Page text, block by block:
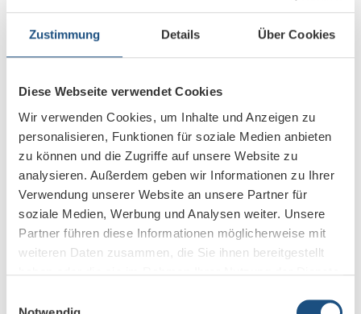
Zustimmung Details Über Cookies
Diese Webseite verwendet Cookies
Wir verwenden Cookies, um Inhalte und Anzeigen zu
personalisieren, Funktionen für soziale Medien anbieten
zu können und die Zugriffe auf unsere Website zu
analysieren. Außerdem geben wir Informationen zu Ihrer
Verwendung unserer Website an unsere Partner für
soziale Medien, Werbung und Analysen weiter. Unsere
Partner führen diese Informationen möglicherweise mit
weiteren Daten zusammen, die Sie ihnen bereitgestellt
0,00 €
Enthält 19% MwSt.
– + in den Warenkorb
Zur Shop-Produktseite
Merken
Vergleichen